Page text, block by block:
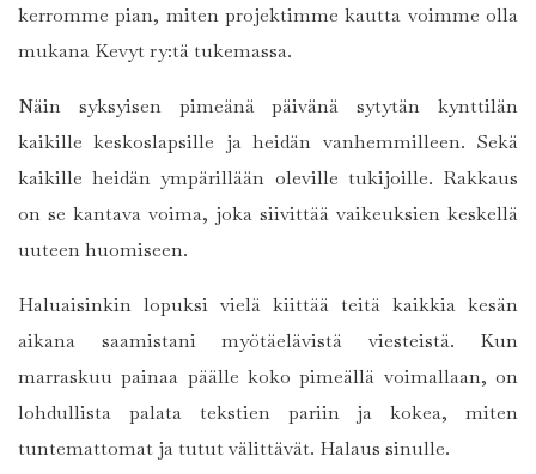
kerromme pian, miten projektimme kautta voimme olla
mukana Kevyt ry:tä tukemassa.
Näin syksyisen pimeänä päivänä sytytän kynttilän
kaikille keskoslapsille ja heidän vanhemmilleen. Sekä
kaikille heidän ympärillään oleville tukijoille. Rakkaus
on se kantava voima, joka siivittää vaikeuksien keskellä
uuteen huomiseen.
Haluaisinkin lopuksi vielä kiittää teitä kaikkia kesän
aikana saamistani myötäelävistä viesteistä. Kun
marraskuu painaa päälle koko pimeällä voimallaan, on
lohdullista palata tekstien pariin ja kokea, miten
tuntemattomat ja tutut välittävät. Halaus sinulle.